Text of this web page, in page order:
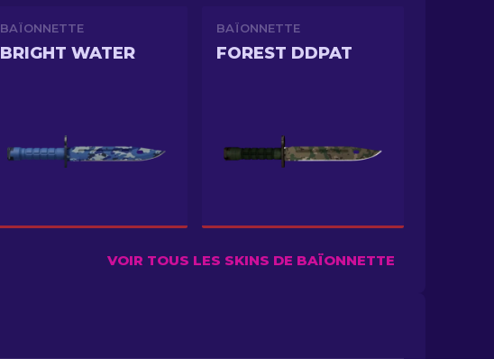
BAÏONNETTE
BRIGHT WATER
BAÏONNETTE
FOREST DDPAT
VOIR TOUS LES SKINS DE BAÏONNETTE